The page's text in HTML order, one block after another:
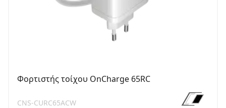
Φορτιστής τοίχου OnCharge 65RC
CNS-CURC65ACW